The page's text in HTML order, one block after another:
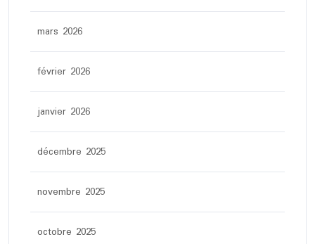
mars 2026
février 2026
janvier 2026
décembre 2025
novembre 2025
octobre 2025